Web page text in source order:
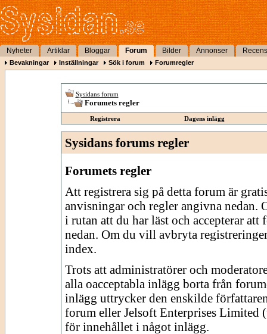
Nyheter Artiklar Bloggar Forum Bilder Annonser
Bevakningar Inställningar Sök i forum Forumregler
Sysidans forum
Forumets regler
Registrera Dagens inlägg
Sysidans forums regler
Forumets regler
Att registrera sig på detta forum är
anvisningar och regler angivna nedan.
i rutan att du har läst och accepterar
nedan. Om du vill avbryta
index.
Trots att administratörer och
alla oacceptabla inlägg borta från
inlägg uttrycker den enskilde
forum eller Jelsoft Enterprises Limited
för innehållet i något inlägg.